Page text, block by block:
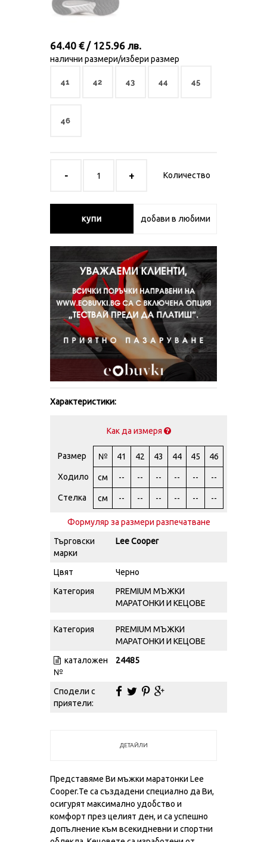
64.40 € / 125.96 лв.
налични размери/избери размер
41 42 43 44 45
46
Количество
купи добави в любими
Характеристики:
Как да измеря
Размер № 41 42 43 44 45 46
Ходило см -- -- -- -- -- --
Стелка см -- -- -- -- -- --
Формуляр за размери разпечатване
Търговски
марки
Lee Cooper
Цвят
Черно
Категория
PREMIUM МЪЖКИ
МАРАТОНКИ И КЕЦОВЕ
Категория
PREMIUM МЪЖКИ
МАРАТОНКИ И КЕЦОВЕ
каталожен
№
24485
Сподели с
приятели:
ДЕТАЙЛИ
Представяме Ви мъжки маратонки Lee
Cooper.Те са създадени специално да Ви,
осигурят максимално удобство и
комфорт през целият ден, и са успешно
допълнение към всекидневни и спортни